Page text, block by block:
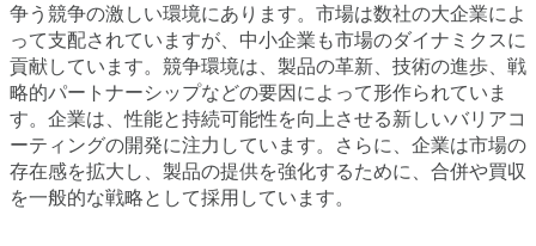
争う競争の激しい環境にあります。市場は数社の大企業によ
って支配されていますが、中小企業も市場のダイナミクスに
貢献しています。競争環境は、製品の革新、技術の進歩、戦
略的パートナーシップなどの要因によって形作られていま
す。企業は、性能と持続可能性を向上させる新しいバリアコ
ーティングの開発に注力しています。さらに、企業は市場の
存在感を拡大し、製品の提供を強化するために、合併や買収
を一般的な戦略として採用しています。